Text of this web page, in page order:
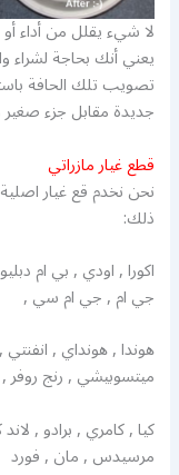
لا شيء يقلل من أداء أو
يعني أنك بحاجة لشراء
تصويب تلك الحافة
جديدة مقابل جزء
قطع غيار مازراتي
نحن نخدم قع غيار
ذلك:
اكورا , اودي , بي ام
جي ام , جي ام سي ,
هوندا , هونداي ,
ميتسوبيشي , رنج روفر ,
كيا , كامري , برادو ,
مرسيدس , مان , فورد